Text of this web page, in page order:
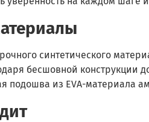
синтетического
бесшовной конструкции
подошва из EVA-материала